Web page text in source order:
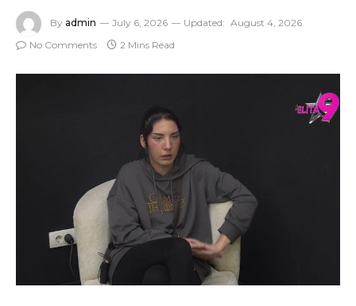
By admin July 6, 2026 Updated: August 4, 2026
No Comments
2 Mins Read